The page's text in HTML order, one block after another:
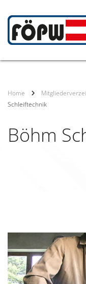
Home
Schleiftechnik
Böhm